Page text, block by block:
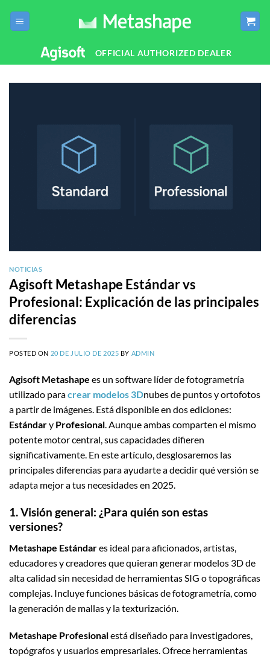
OFFICIAL AUTHORIZED DEALER
NOTICIAS
Agisoft Metashape Estándar vs
Profesional: Explicación de las principales
diferencias
POSTED ON 20 DE JULIO DE 2025 BY ADMIN
Agisoft Metashape es un software líder de fotogrametría
utilizado paracrear modelos 3Dnubes de puntos y ortofotos
a partir de imágenes. Está disponible en dos ediciones:
Estándary Profesional. Aunque ambas comparten el mismo
potente motor central, sus capacidades difieren
significativamente. En este artículo, desglosaremos las
principales diferencias para ayudarte a decidir qué versión se
adapta mejor a tus necesidades en 2025.
1. Visión general: ¿Para quién son estas
versiones?
Metashape Estándares ideal para aficionados, artistas,
educadores y creadores que quieran generar modelos 3D de
alta calidad sin necesidad de herramientas SIG o topográficas
complejas. Incluye funciones básicas de fotogrametría, como
la generación de mallas y la texturización.
Metashape Profesionalestá diseñado para investigadores,
topógrafos y usuarios empresariales. Ofrece herramientas